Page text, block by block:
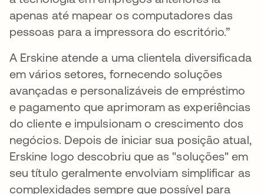
apenas até mapear os computadores das
pessoas para a impressora do escritório.”
A Erskine atende a uma clientela diversificada
em vários setores, fornecendo soluções
avançadas e personalizáveis de empréstimo
e pagamento que aprimoram as experiências
do cliente e impulsionam o crescimento dos
negócios. Depois de iniciar sua posição atual,
Erskine logo descobriu que as "soluções" em
seu título geralmente envolviam simplificar as
complexidades sempre que possível para